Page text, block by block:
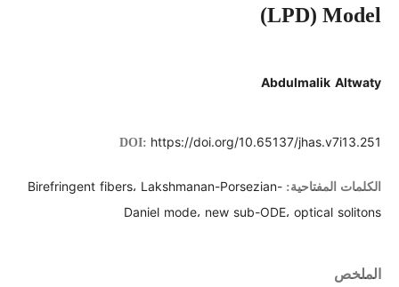
(LPD) Model
Abdulmalik Altwaty
DOI: https://doi.org/10.65137/jhas.v7i13.251
الكلمات المفتاحية: Birefringent fibers، Lakshmanan-Porsezian-
Daniel mode، new sub-ODE، optical solitons
الملخص